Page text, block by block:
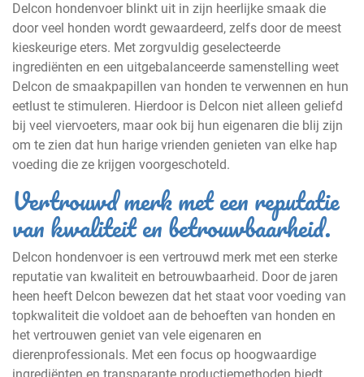
Delcon hondenvoer blinkt uit in zijn heerlijke smaak die
door veel honden wordt gewaardeerd, zelfs door de meest
kieskeurige eters. Met zorgvuldig geselecteerde
ingrediënten en een uitgebalanceerde samenstelling weet
Delcon de smaakpapillen van honden te verwennen en hun
eetlust te stimuleren. Hierdoor is Delcon niet alleen geliefd
bij veel viervoeters, maar ook bij hun eigenaren die blij zijn
om te zien dat hun harige vrienden genieten van elke hap
voeding die ze krijgen voorgeschoteld.
Vertrouwd merk met een reputatie
van kwaliteit en betrouwbaarheid.
Delcon hondenvoer is een vertrouwd merk met een sterke
reputatie van kwaliteit en betrouwbaarheid. Door de jaren
heen heeft Delcon bewezen dat het staat voor voeding van
topkwaliteit die voldoet aan de behoeften van honden en
het vertrouwen geniet van vele eigenaren en
dierenprofessionals. Met een focus op hoogwaardige